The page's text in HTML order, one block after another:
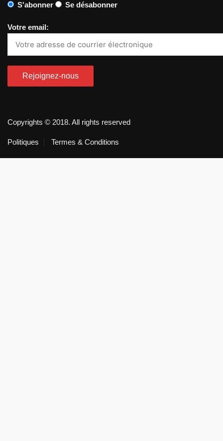
S'abonner Se désabonner
Votre email:
Copyrights © 2018. All rights reserved
Politiques Termes & Conditions